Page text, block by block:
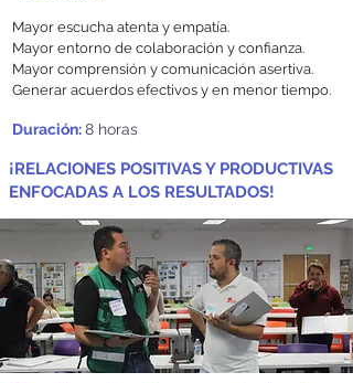
Mayor escucha atenta y empatía.
Mayor entorno de colaboración y confianza.
Mayor comprensión y comunicación asertiva.
Generar acuerdos efectivos y en menor tiempo.
Duración:8 horas
¡RELACIONES POSITIVAS Y PRODUCTIVAS
ENFOCADAS A LOS RESULTADOS!